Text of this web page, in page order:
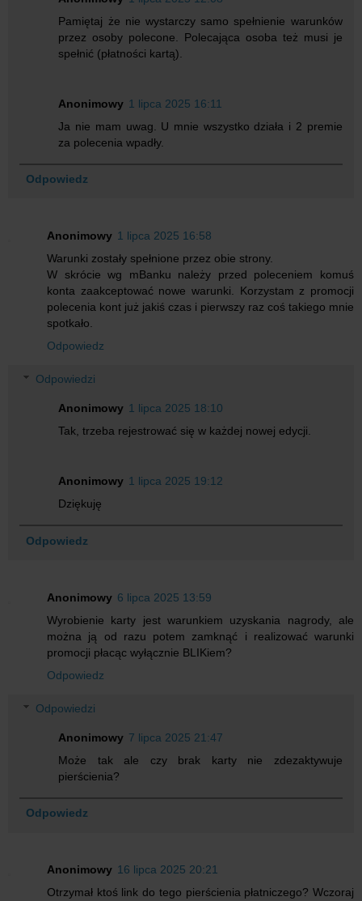
Pamiętaj że nie wystarczy samo spełnienie warunków
przez osoby polecone. Polecająca osoba też musi je
spełnić (płatności kartą).
Anonimowy 1 lipca 2025 16:11
Ja nie mam uwag. U mnie wszystko działa i 2 premie
za polecenia wpadły.
Odpowiedz
Anonimowy 1 lipca 2025 16:58
Warunki zostały spełnione przez obie strony.
W skrócie wg mBanku należy przed poleceniem komuś
konta zaakceptować nowe warunki. Korzystam z promocji
polecenia kont już jakiś czas i pierwszy raz coś takiego mnie
spotkało.
Odpowiedz
Odpowiedzi
Anonimowy 1 lipca 2025 18:10
Tak, trzeba rejestrować się w każdej nowej edycji.
Anonimowy 1 lipca 2025 19:12
Dziękuję
Odpowiedz
Anonimowy 6 lipca 2025 13:59
Wyrobienie karty jest warunkiem uzyskania nagrody, ale
można ją od razu potem zamknąć i realizować warunki
promocji płacąc wyłącznie BLIKiem?
Odpowiedz
Odpowiedzi
Anonimowy 7 lipca 2025 21:47
Może tak ale czy brak karty nie zdezaktywuje
pierścienia?
Odpowiedz
Anonimowy 16 lipca 2025 20:21
Otrzymał ktoś link do tego pierścienia płatniczego? Wczoraj